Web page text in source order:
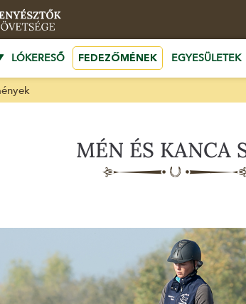
LÓKERESŐ FEDEZŐMÉNEK EGYESÜLETEK
MÉN ÉS KANCA